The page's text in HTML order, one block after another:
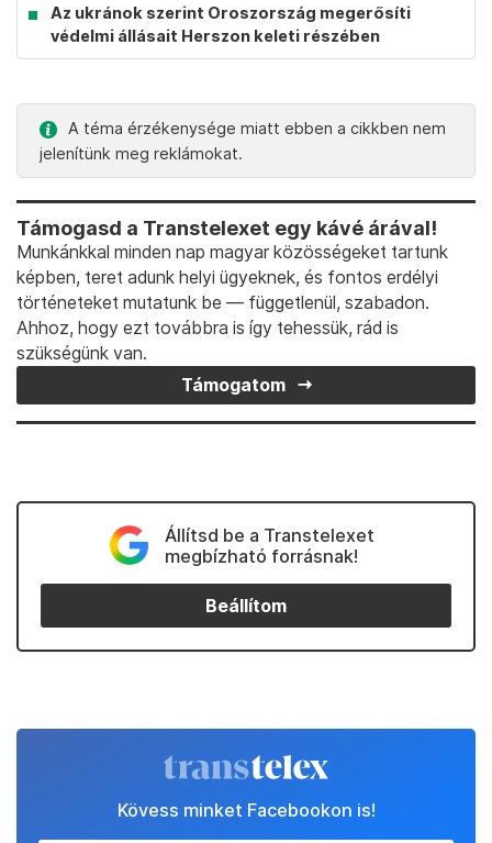
Az ukránok szerint Oroszország megerősíti
védelmi állásait Herszon keleti részében
A téma érzékenysége miatt ebben a cikkben nem
jelenítünk meg reklámokat.
Támogasd a Transtelexet egy kávé árával!
Munkánkkal minden nap magyar közösségeket tartunk
képben, teret adunk helyi ügyeknek, és fontos erdélyi
történeteket mutatunk be — függetlenül, szabadon.
Ahhoz, hogy ezt továbbra is így tehessük, rád is
szükségünk van.
Támogatom
Állítsd be a Transtelexet
megbízható forrásnak!
Beállítom
Kövess minket Facebookon is!